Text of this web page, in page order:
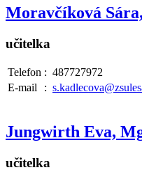
Moravčíková
učitelka
Telefon : 487727972
E-mail
:
Jungwirth Eva,
učitelka